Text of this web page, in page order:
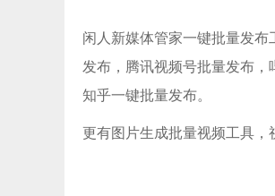
闲人新媒体管家一键批量发
发布，腾讯视频号批量发布，
知乎一键批量发布。
更有图片生成批量视频工具